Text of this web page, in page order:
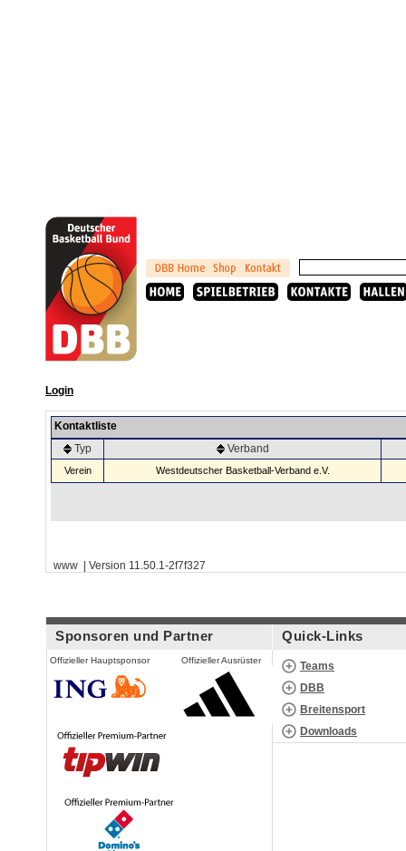
Login
Kontaktliste
Typ
Verband
Verein Westdeutscher Basketball-Verband e.V.
www | Version 11.50.1-2f7f327
Sponsoren und Partner
Offizieller Hauptsponsor Offizieller Ausrüster
Quick-Links
Teams
DBB
Breitensport
Downloads